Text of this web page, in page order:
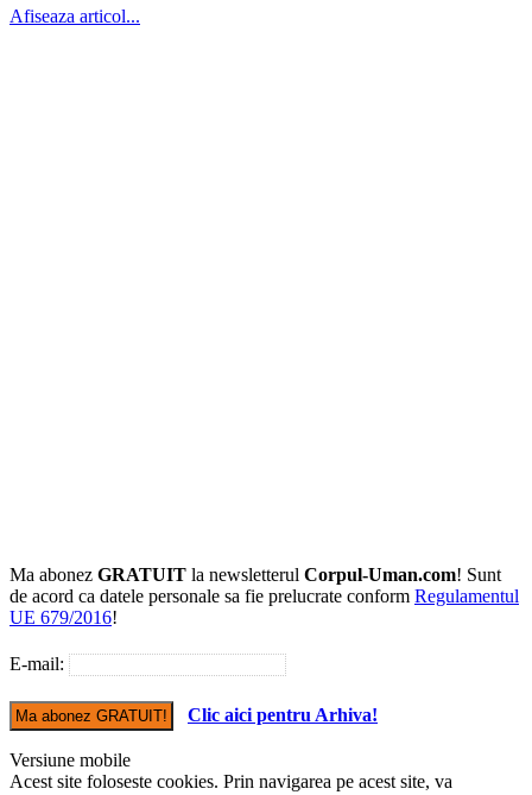
Afiseaza articol...
Ma abonez GRATUIT la newsletterul Corpul-Uman.com! Sunt
de acord ca datele personale sa fie prelucrate conform Regulamentul
UE 679/2016!
E-mail:
Clic aici pentru Arhiva!
Versiune mobile
Acest site foloseste cookies. Prin navigarea pe acest site, va